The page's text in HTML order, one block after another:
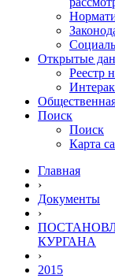
Открытые
Реестр
Поиск
Поиск
Карта
Главная
›
Документы
›
КУРГАНА
›
2015